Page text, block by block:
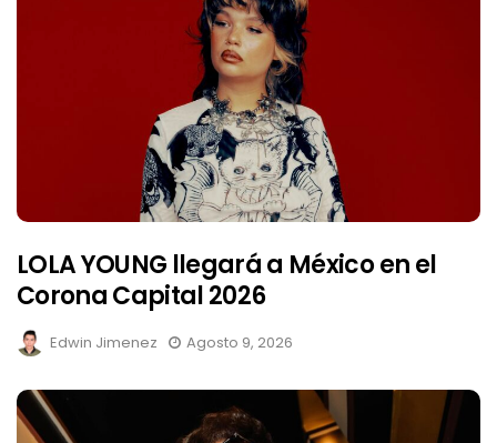
LOLA YOUNG llegará a México en el
Corona Capital 2026
Edwin Jimenez Agosto 9, 2026